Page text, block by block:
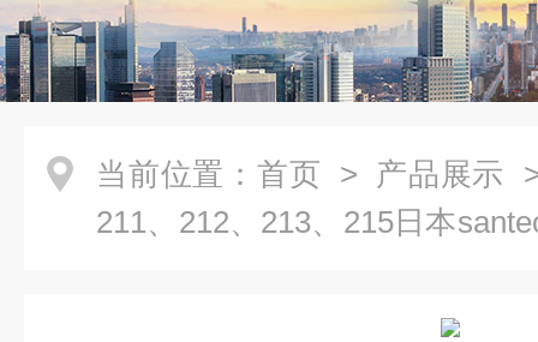
当前位置： 首页 > 产品展示
211、212、213、215日本